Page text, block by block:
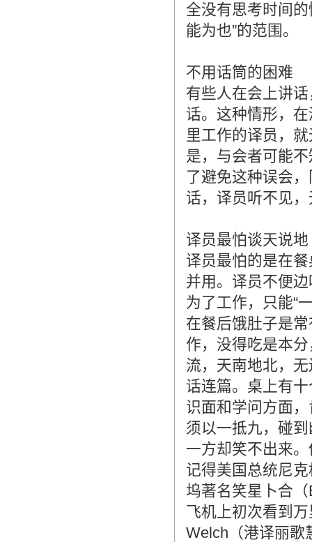
全没有思考时间
能为也”的范围。
不用话筒的困难
有些人在会上讲
话。这种情形，
里工作的译员，
是，与会者可能
了避免这种误会
话，译员听不见
译员最怕谈天说地
译员最怕的是在
并用。译员不便
为了工作，只能“
在餐后饿肚子是
作，没得吃是本
流，天南地北，
话连篇。桌上有
识面和学问方面
须以一抵九，碰
一方却笑不出来
记得美国总统尼
坞著名笑星卜合
飞机上初次看到
Welch（港译丽歌